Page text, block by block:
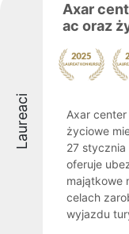
Laureaci
Axar
ac oraz
Axar
życiowe
27 stycznia
oferuje
majątkowe
celach
wyjazdu